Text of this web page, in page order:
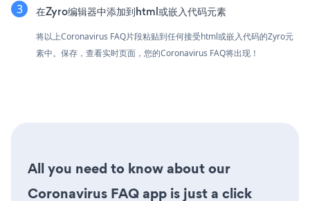
在Zyro编辑器中添加到html或嵌入代码元素
将以上Coronavirus FAQ片段粘贴到任何接受html或嵌入代码的Zyro元
素中。保存，查看实时页面，您的Coronavirus FAQ将出现！
All you need to know about our
Coronavirus FAQ app is just a click